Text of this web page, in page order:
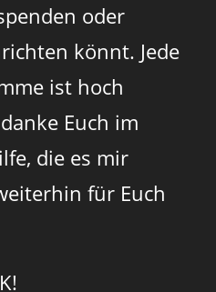
oder
könnt. Jede
ist hoch
Euch im
die es mir
für Euch